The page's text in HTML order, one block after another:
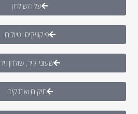
על השולחן
פיקניקים וטיולים
שעוני קיר, שולחן ויד
תיקים וארנקים